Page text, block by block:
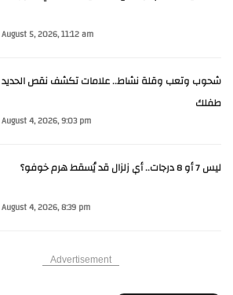
August 5, 2026, 11:12 am
شحوب وتعب وقلة نشاط.. علامات تكشف نقص
طفلك
August 4, 2026, 9:03 pm
ليس 7 أو 8 درجات.. أي زلزال قد يُسقط هرم خوفو؟
August 4, 2026, 8:39 pm
Advertisement